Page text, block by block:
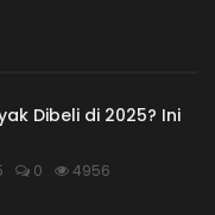
Dibeli di 2025? Ini
0 4956